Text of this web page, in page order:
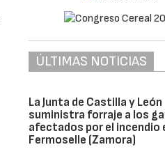
ÚLTIMAS NOTICIAS
La Junta de Castilla y León
suministra forraje a los
afectados por el incendio
Fermoselle (Zamora)